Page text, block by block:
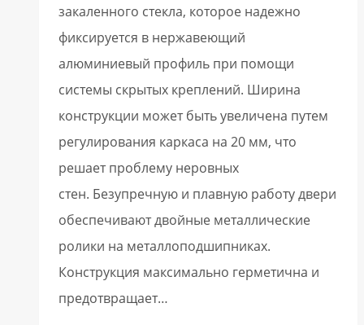
закаленного стекла, которое надежно
фиксируется в нержавеющий
алюминиевый профиль при помощи
системы скрытых креплений. Ширина
конструкции может быть увеличена путем
регулирования каркаса на 20 мм, что
решает проблему неровных
стен. Безупречную и плавную работу двери
обеспечивают двойные металлические
ролики на металлоподшипниках.
Конструкция максимально герметична и
предотвращает…